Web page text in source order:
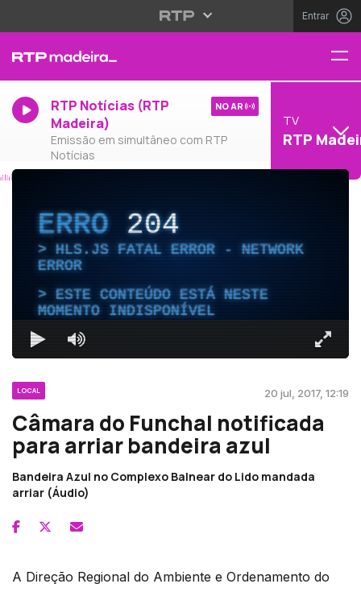
Entrar
RTP Notícias (RTP
Madeira)
Emissão em simultâneo com RTP
Notícias
NO AR
TV
RTP
ERRO204
HLS.JS FATAL ERROR - NETWORK
ERROR
ESTE CONTEÚDO ESTÁ NESTE
MOMENTO INDISPONÍVEL
LOCAL 20 jul, 2017, 12:19
Câmara do Funchal notificada
para arriar bandeira azul
Bandeira Azul no Complexo Balnear do Lido mandada
arriar (Áudio)
A Direção Regional do Ambiente e Ordenamento do